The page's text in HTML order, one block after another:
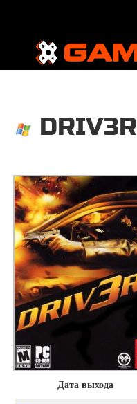
DRIV3R
Дата выхода